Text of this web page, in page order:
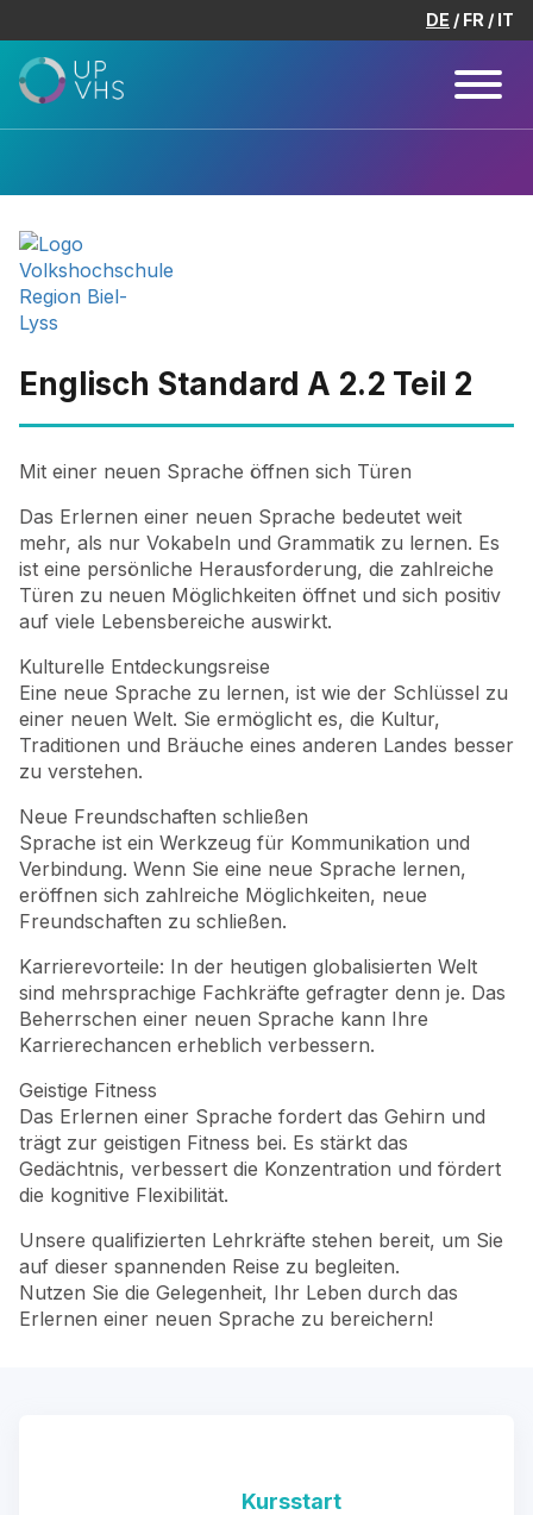
DE FR IT
Englisch Standard A 2.2 Teil 2
Mit einer neuen Sprache öffnen sich Türen
Das Erlernen einer neuen Sprache bedeutet weit
mehr, als nur Vokabeln und Grammatik zu lernen. Es
ist eine persönliche Herausforderung, die zahlreiche
Türen zu neuen Möglichkeiten öffnet und sich positiv
auf viele Lebensbereiche auswirkt.
Kulturelle Entdeckungsreise
Eine neue Sprache zu lernen, ist wie der Schlüssel zu
einer neuen Welt. Sie ermöglicht es, die Kultur,
Traditionen und Bräuche eines anderen Landes besser
zu verstehen.
Neue Freundschaften schließen
Sprache ist ein Werkzeug für Kommunikation und
Verbindung. Wenn Sie eine neue Sprache lernen,
eröffnen sich zahlreiche Möglichkeiten, neue
Freundschaften zu schließen.
Karrierevorteile: In der heutigen globalisierten Welt
sind mehrsprachige Fachkräfte gefragter denn je. Das
Beherrschen einer neuen Sprache kann Ihre
Karrierechancen erheblich verbessern.
Geistige Fitness
Das Erlernen einer Sprache fordert das Gehirn und
trägt zur geistigen Fitness bei. Es stärkt das
Gedächtnis, verbessert die Konzentration und fördert
die kognitive Flexibilität.
Unsere qualifizierten Lehrkräfte stehen bereit, um Sie
auf dieser spannenden Reise zu begleiten.
Nutzen Sie die Gelegenheit, Ihr Leben durch das
Erlernen einer neuen Sprache zu bereichern!
Kursstart